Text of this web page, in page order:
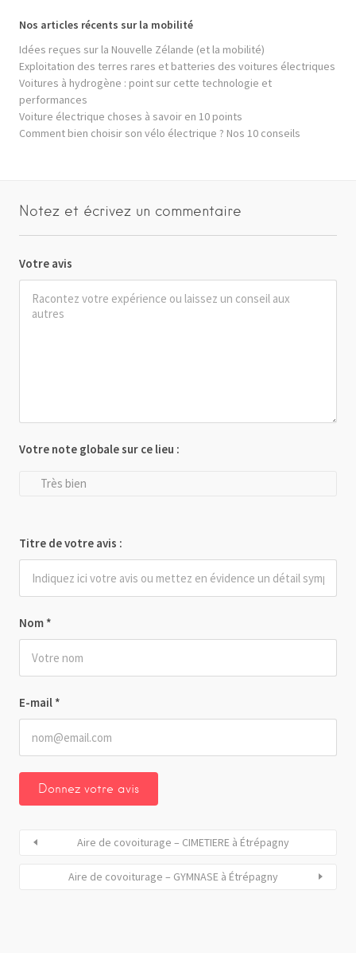
Nos articles récents sur la mobilité
Idées reçues sur la Nouvelle Zélande (et la mobilité)
Exploitation des terres rares et batteries des voitures électriques
Voitures à hydrogène : point sur cette technologie et
performances
Voiture électrique choses à savoir en 10 points
Comment bien choisir son vélo électrique ? Nos 10 conseils
Notez et écrivez un commentaire
Votre avis
Nom *
E-mail *
Votre note globale sur ce lieu :
Très bien
Titre de votre avis :
Aire de covoiturage – CIMETIERE à Étrépagny
Aire de covoiturage – GYMNASE à Étrépagny